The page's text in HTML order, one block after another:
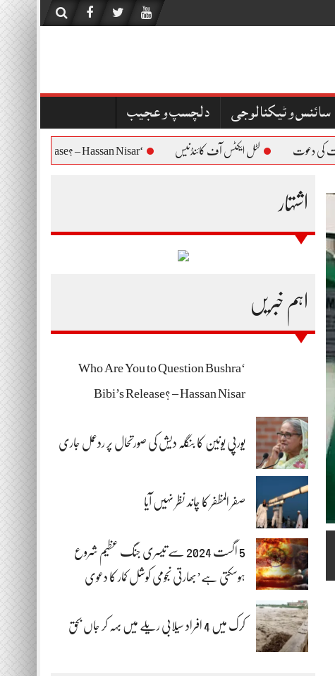
سائنس و ٹیکنالوجی دلچسپ و عجیب
دعوت لٹل ایکٹس آف کائنڈنیس
اشتہار
اہم خبریں
‘Who Are You to Question Bushra
Bibi’s Release? – Hassan Nisar
یورپی یونین کا بنگلہ دیش کی صورتحال پر ردعمل جاری
صفر المظفر کا چاند نظر نہیں آیا
5 اگست 2024 سے تیسری جنگ عظیم شروع
ہوسکتی ہے’بھارتی نجومی کوشل کمار کا دعوی
کرک میں 4 افراد سیلابی ریلے میں بہہ کر جاں بحق